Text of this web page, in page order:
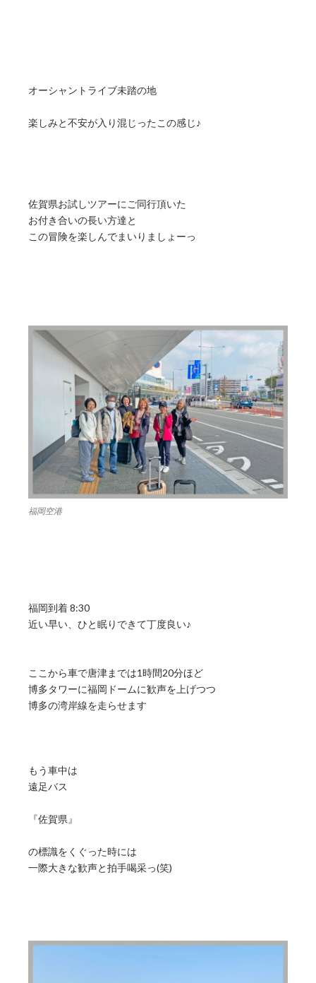
オーシャントライブ未踏の地
楽しみと不安が入り混じったこの感じ♪
佐賀県お試しツアーにご同行頂いた
お付き合いの長い方達と
この冒険を楽しんでまいりましょーっ
福岡空港
福岡到着 8:30
近い早い、ひと眠りできて丁度良い♪
ここから車で唐津までは1時間20分ほど
博多タワーに福岡ドームに歓声を上げつつ
博多の湾岸線を走らせます
もう車中は
遠足バス
『佐賀県』
の標識をくぐった時には
一際大きな歓声と拍手喝采っ(笑)